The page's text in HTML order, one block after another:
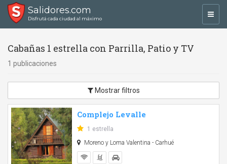
Salidores.com
Disfrutá cada ciudad al máximo
Cabañas 1 estrella con Parrilla, Patio y TV
1 publicaciones
Mostrar filtros
Complejo Levalle
1 estrella
Moreno y Loma Valentina - Carhué